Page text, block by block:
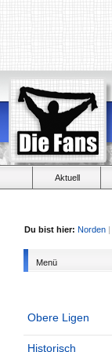
Aktuell
Du bist hier: Norden |
Menü
Obere Ligen
Historisch